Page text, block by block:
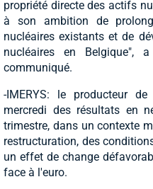
propriété directe des actifs
à son ambition de
nucléaires existants et de
nucléaires en Belgique",
communiqué.
-IMERYS: le producteur
mercredi des résultats en
trimestre, dans un contexte
restructuration, des
un effet de change
face à l'euro.